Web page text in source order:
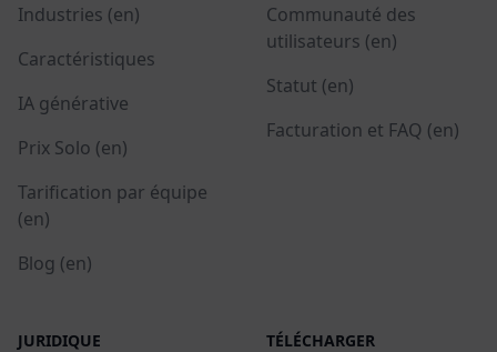
Industries (en)
Caractéristiques
IA générative
Prix Solo (en)
Tarification par équipe
(en)
Blog (en)
Communauté des
utilisateurs (en)
Statut (en)
Facturation et FAQ (en)
JURIDIQUE TÉLÉCHARGER